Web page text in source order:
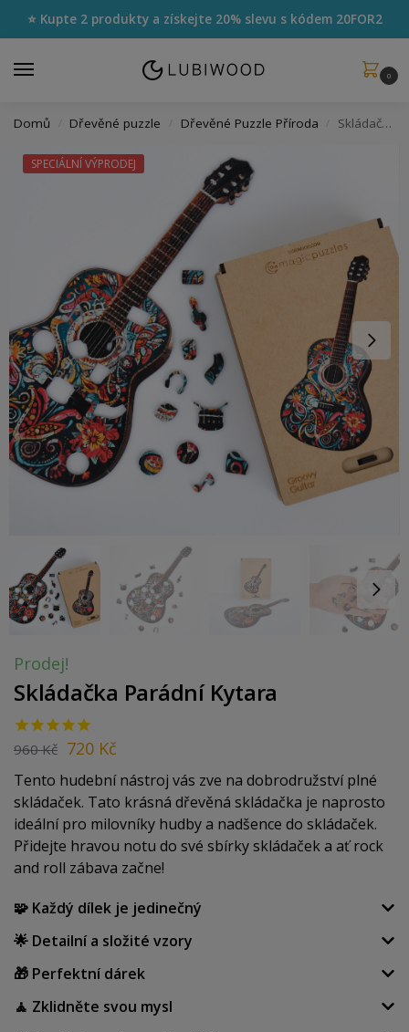
⭐ Kupte 2 produkty a získejte 20% slevu s kódem 20FOR2
0
Domů / Dřevěné puzzle / Dřevěné Puzzle Příroda / Skládačka Parádní Kytara
SPECIÁLNÍ VÝPRODEJ
Prodej!
Skládačka Parádní Kytara
960Kč 720 Kč
Tento hudební nástroj vás zve na dobrodružství plné
skládaček. Tato krásná dřevěná skládačka je naprosto
ideální pro milovníky hudby a nadšence do skládaček.
Přidejte hravou notu do své sbírky skládaček a ať rock
and roll zábava začne!
🧩 Každý dílek je jedinečný
🌟 Detailní a složité vzory
🎁 Perfektní dárek
🧘 Zklidněte svou mysl